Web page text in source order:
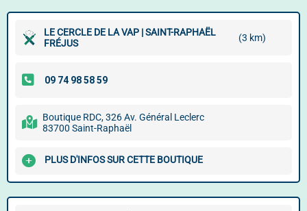
LE CERCLE DE LA VAP | SAINT-RAPHAËL
FRÉJUS
(3 km)
Boutique RDC, 326 Av. Général Leclerc
83700 Saint-Raphaël
PLUS D'INFOS SUR CETTE BOUTIQUE